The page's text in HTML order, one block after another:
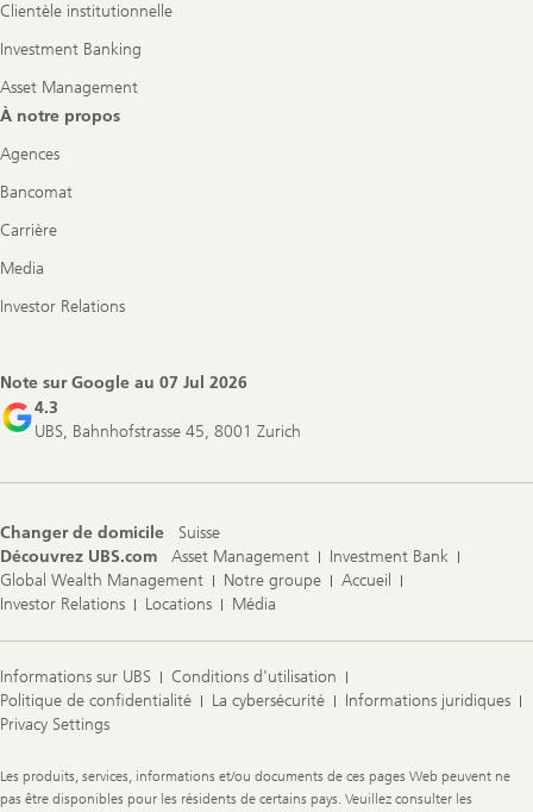
Clientèle institutionnelle
Investment Banking
Asset Management
À notre propos
Agences
Bancomat
Carrière
Media
Investor Relations
Note sur Google au 07 Jul 2026
4.3
UBS, Bahnhofstrasse 45, 8001 Zurich
Changer de domicile
Suisse
Découvrez UBS.com
Asset Management
Investment Bank
Global Wealth Management
Notre groupe
Accueil
Investor Relations
Locations Média
Informations sur UBS
Conditions d'utilisation
Politique de confidentialité
La cybersécurité
Informations juridiques
Privacy Settings
Legal
Information
Les produits, services, informations et/ou documents de ces pages Web peuvent ne
pas être disponibles pour les résidents de certains pays. Veuillez consulter les